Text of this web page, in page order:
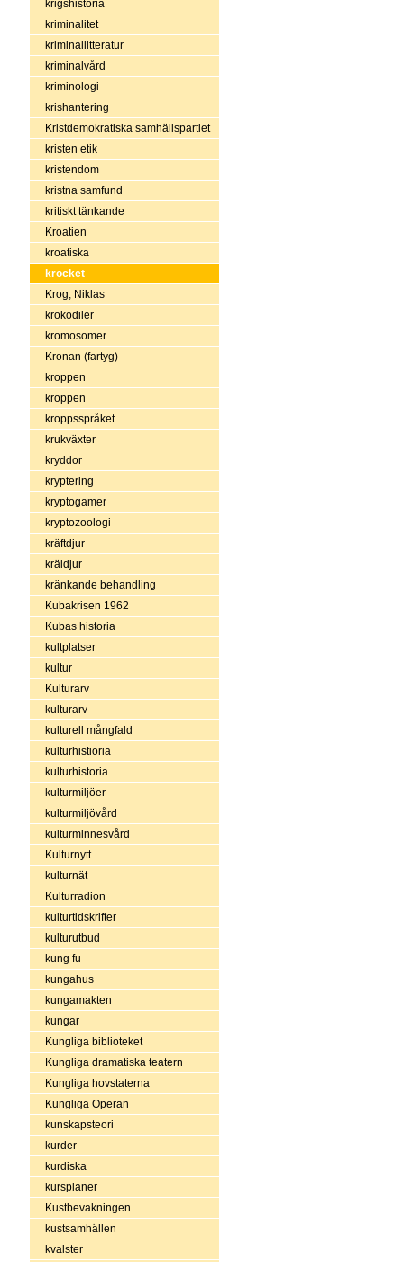
krigshistoria
kriminalitet
kriminallitteratur
kriminalvård
kriminologi
krishantering
Kristdemokratiska samhällspartiet
kristen etik
kristendom
kristna samfund
kritiskt tänkande
Kroatien
kroatiska
krocket
Krog, Niklas
krokodiler
kromosomer
Kronan (fartyg)
kroppen
kroppen
kroppsspråket
krukväxter
kryddor
kryptering
kryptogamer
kryptozoologi
kräftdjur
kräldjur
kränkande behandling
Kubakrisen 1962
Kubas historia
kultplatser
kultur
Kulturarv
kulturarv
kulturell mångfald
kulturhistioria
kulturhistoria
kulturmiljöer
kulturmiljövård
kulturminnesvård
Kulturnytt
kulturnät
Kulturradion
kulturtidskrifter
kulturutbud
kung fu
kungahus
kungamakten
kungar
Kungliga biblioteket
Kungliga dramatiska teatern
Kungliga hovstaterna
Kungliga Operan
kunskapsteori
kurder
kurdiska
kursplaner
Kustbevakningen
kustsamhällen
kvalster